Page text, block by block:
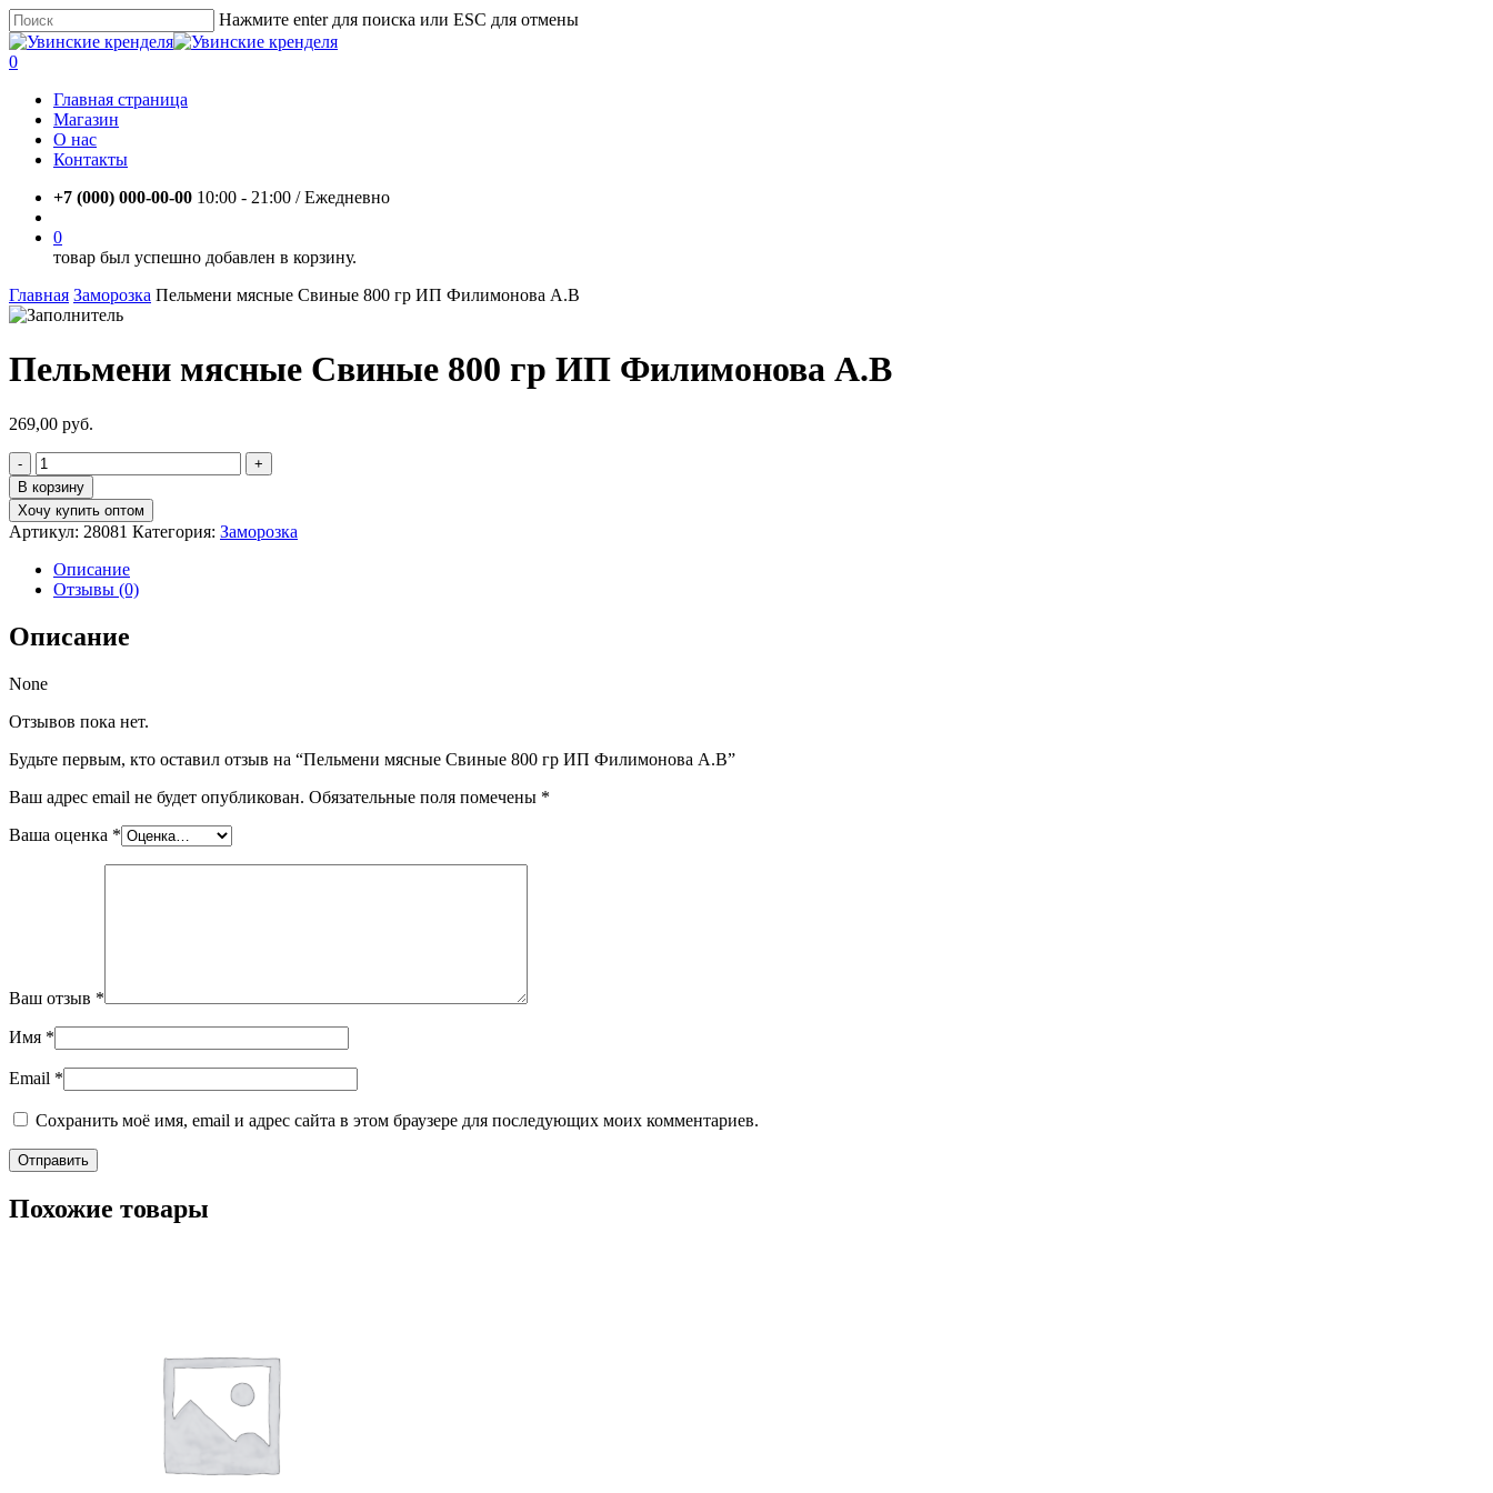
Skip
to
main
Нажмите enter для поиска или ESC для отмены
Close
Search
account
0
Главная страница
Магазин
О нас
Контакты
+7 (000) 000-00-00 10:00 - 21:00 / Eжедневно
0
товар был успешно добавлен в корзину.
Главная Заморозка Пельмени мясные Свиные 800 гр ИП Филимонова А.В
Пельмени мясные Свиные 800 гр ИП Филимонова А.В
269,00 руб.
Количество
товара
Пельмени
мясные
Свиные
800
ИП
А.В
В корзину
Хочу купить оптом
Артикул: 28081 Категория: Заморозка
Описание
Отзывы (0)
Описание
None
Отзывов пока нет.
Будьте первым, кто оставил отзыв на “Пельмени мясные Свиные 800 гр ИП Филимонова А.В”
Ваш адрес email не будет опубликован. Обязательные поля помечены *
Ваша оценка *
Ваш отзыв *
Имя *
Email *
Сохранить моё имя, email и адрес сайта в этом браузере для последующих моих комментариев.
Похожие товары